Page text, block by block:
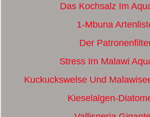
Das Kochsalz Im
1-Mbuna
Der
Stress Im Malawi
Kuckuckswelse Und
Kieselalgen-